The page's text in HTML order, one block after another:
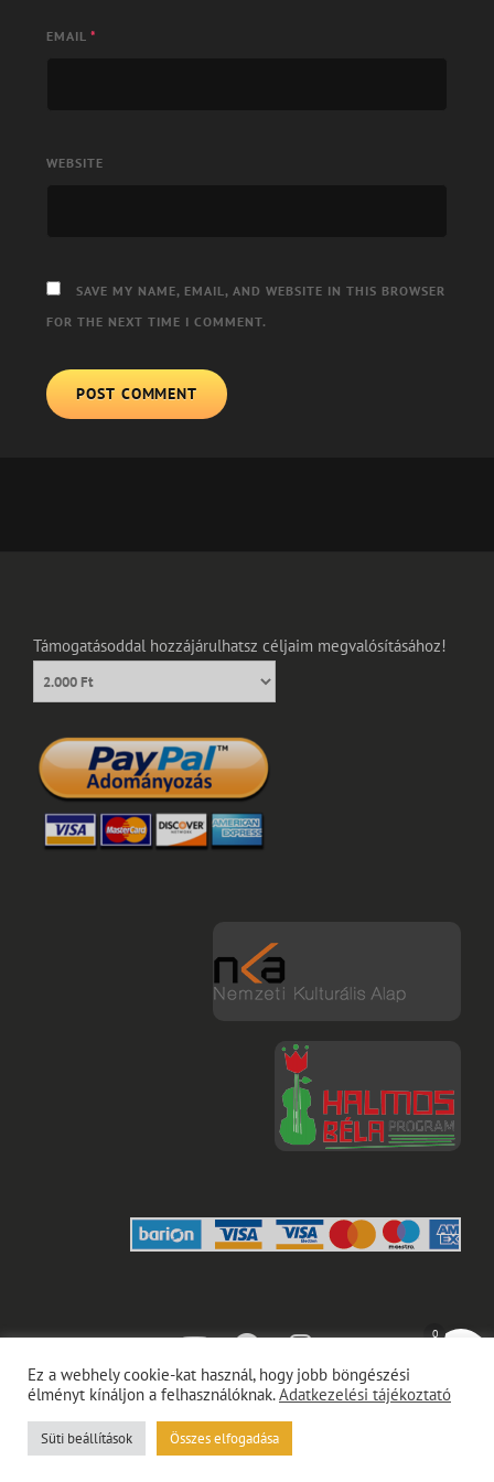
EMAIL *
WEBSITE
SAVE MY NAME, EMAIL, AND WEBSITE IN THIS BROWSER
FOR THE NEXT TIME I COMMENT.
Támogatásoddal hozzájárulhatsz céljaim megvalósításához!
youtubefacebookinstagram
Euphony ByCatch Themes
Ez a webhely cookie-kat használ, hogy jobb böngészési
élményt kínáljon a felhasználóknak.Adatkezelési tájékoztató
Süti beállítások Összes elfogadása
0